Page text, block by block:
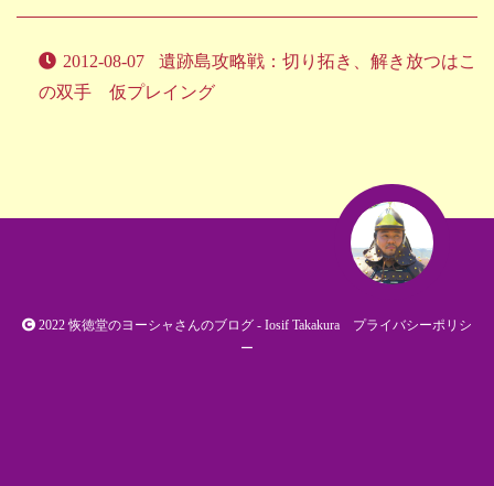
2012-08-07
遺跡島攻略戦：切り拓き、解き放つはこ
の双手 仮プレイング
2022恢徳堂のヨーシャさんのブログ - Iosif Takakura プライバシーポリシ
ー